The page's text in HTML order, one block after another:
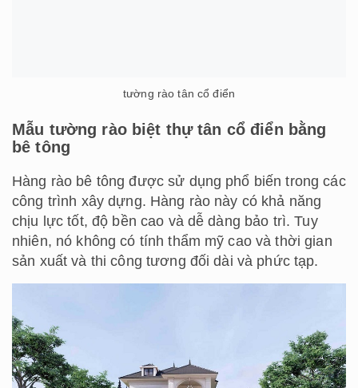
tường rào tân cổ điển
Mẫu tường rào biệt thự tân cổ điển bằng
bê tông
Hàng rào bê tông được sử dụng phổ biến trong các
công trình xây dựng. Hàng rào này có khả năng
chịu lực tốt, độ bền cao và dễ dàng bảo trì. Tuy
nhiên, nó không có tính thẩm mỹ cao và thời gian
sản xuất và thi công tương đối dài và phức tạp.